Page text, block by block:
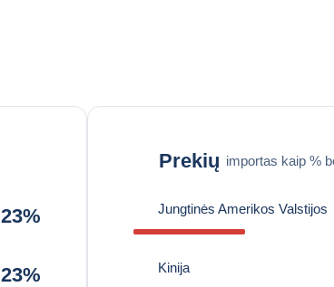
23%
23%
Prekių importas kaip %
Jungtinės Amerikos Valstijos
Kinija